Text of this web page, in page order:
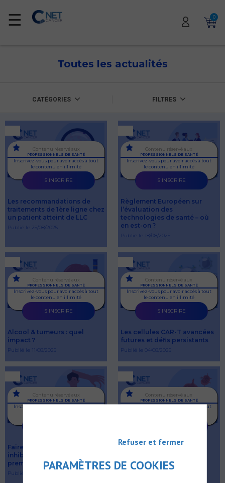
☰ 0
Toutes les actualités
Les recommandations de
traitements de 1ère ligne chez
un patient atteint de LLC
Publié le 25/08/2025
Contenu réservé aux
PROFESSIONNELS DE SANTÉ
Inscrivez-vous pour avoir accès à tout
le contenu en illimité
S'INSCRIRE
Règlement Européen sur
l’évaluation des
technologies de santé – où
en est-on ?
Publié le 18/08/2025
Contenu réservé aux
PROFESSIONNELS DE SANTÉ
Inscrivez-vous pour avoir accès à tout
le contenu en illimité
S'INSCRIRE
Alcool & tumeurs : quel
impact ?
Publié le 11/08/2025
Contenu réservé aux
PROFESSIONNELS DE SANTÉ
Inscrivez-vous pour avoir accès à tout
le contenu en illimité
S'INSCRIRE
Les cellules CAR-T avancées
futures et défis persistants
Publié le 04/08/2025
Contenu réservé aux
PROFESSIONNELS DE SANTÉ
Inscrivez-vous pour avoir accès à tout
le contenu en illimité
S'INSCRIRE
Faire son choix parmi les
inhibiteurs de BTKs en
première ligne
Publié le 31/07/2025
Contenu réservé aux
PROFESSIONNELS DE SANTÉ
Inscrivez-vous pour avoir accès à tout
Panorama des lymphomes
Contenu réservé aux
PROFESSIONNELS DE SANTÉ
Inscrivez-vous pour avoir accès à tout
CATÉGORIES FILTRES
Refuser et fermer
PARAMÈTRES DE COOKIES